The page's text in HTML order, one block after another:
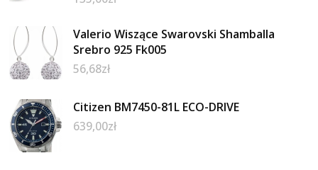
Valerio Wiszące Swarovski Shamballa
Srebro 925 Fk005
56,68zł
Citizen BM7450-81L ECO-DRIVE
639,00zł